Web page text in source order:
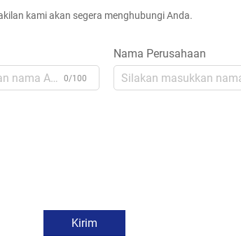
kami akan segera menghubungi Anda.
0/100
Nama Perusahaan
Kirim